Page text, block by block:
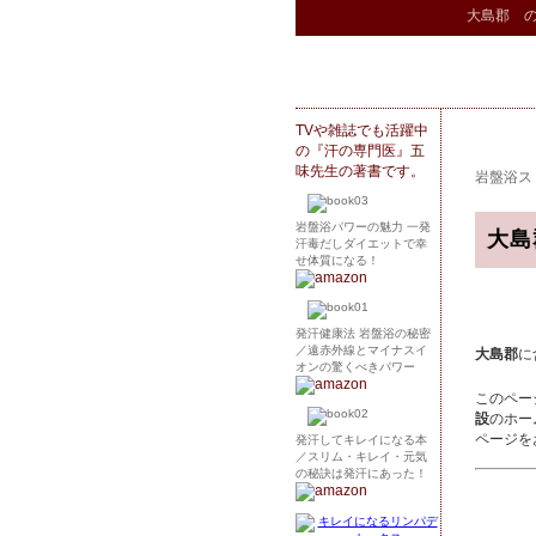
大島郡
岩盤浴ス
大
大島郡
このペ
設のホ
ページを
TVや雑誌でも活躍中
の『汗の専門医』五
味先生の著書です。
岩盤浴パワーの魅力 一発
汗毒だしダイエットで幸
せ体質になる！
発汗健康法 岩盤浴の秘密
／遠赤外線とマイナスイ
オンの驚くべきパワー
発汗してキレイになる本
／スリム・キレイ・元気
の秘訣は発汗にあった！